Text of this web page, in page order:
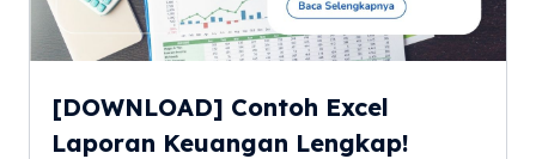
[DOWNLOAD] Contoh Excel
Laporan Keuangan Lengkap!